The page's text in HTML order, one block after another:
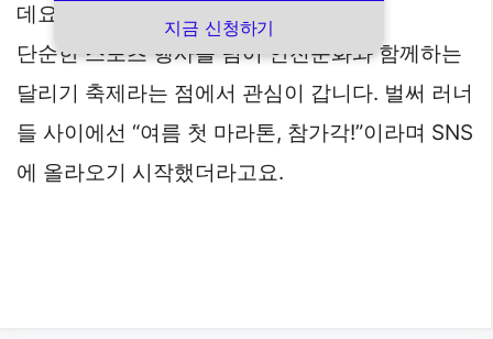
지금 신청하기
데요,
단순한 스포츠 행사를 넘어 안전문화와 함께하는
달리기 축제라는 점에서 관심이 갑니다. 벌써 러너
들 사이에선 “여름 첫 마라톤, 참가각!”이라며 SNS
에 올라오기 시작했더라고요.